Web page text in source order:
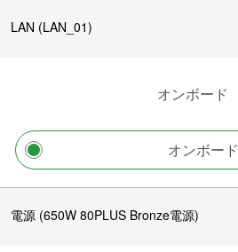
LAN (LAN_01)
オンボード
オンボード
電源 (650W 80PLUS Bronze電源)